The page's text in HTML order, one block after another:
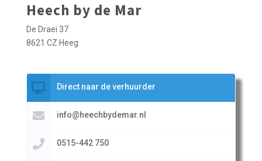
Heech by de Mar
De Draei 37
8621 CZ Heeg
Direct naar de verhuurder
info@heechbydemar.nl
0515-442 750